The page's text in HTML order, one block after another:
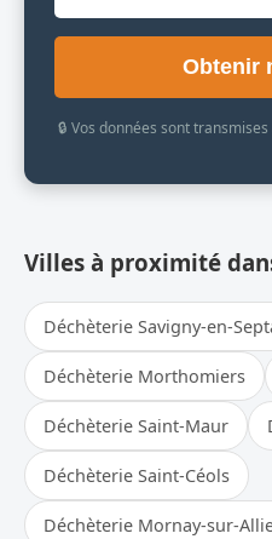
Obtenir
🔒 Vos données sont
Villes à proximité
Déchèterie Savigny-en-
Déchèterie Morthomiers
Déchèterie Saint-Maur
Déchèterie Saint-Céols
Déchèterie Mornay-sur-